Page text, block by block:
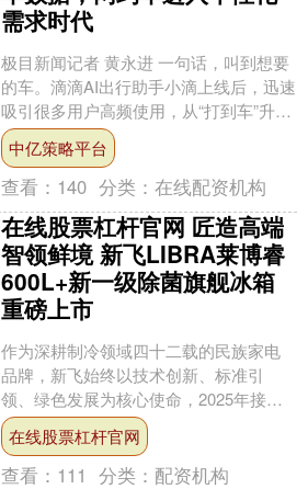
需求时代
极目新闻记者 黄永进 一句话，叫到想要
的车。滴滴AI出行助手小滴上线后，迅速
吸引很多用户高频使用，从“打到车”升级
为“打到对的车”。 据滴滴公布的AI小滴运
营数....
中亿策略平台
查看： 140 分类：在线配资机构
在线股票杠杆官网 匠造高端
智领鲜境 新飞LIBRA莱博睿
600L+新一级除菌旗舰冰箱
重磅上市
作为深耕制冷领域四十二载的民族家电
品牌，新飞始终以技术创新、标准引
领、绿色发展为核心使命，2025年接连
斩获重磅殊荣：深度参与多项国家家电
标准制定，荣膺河南省绿....
在线股票杠杆官网
查看： 111 分类： 配资机构